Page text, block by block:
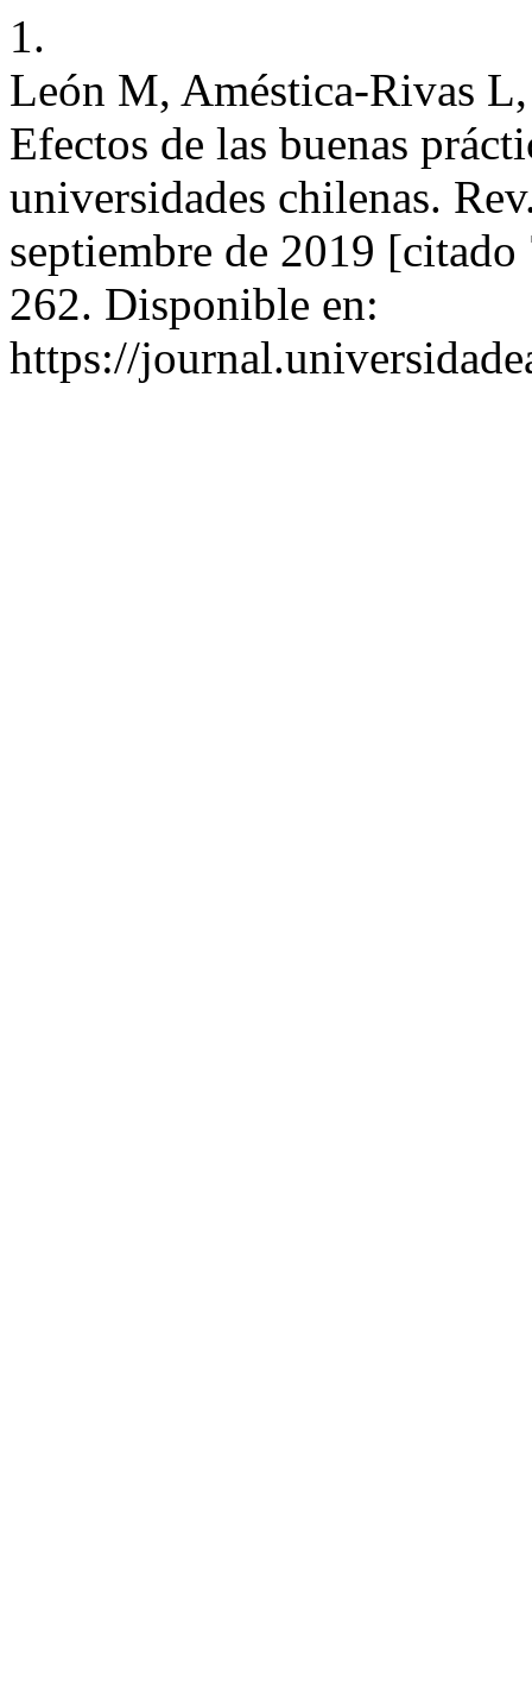
1.
León M, Améstica-Rivas
Efectos de las buenas
universidades chilenas.
septiembre de 2019
262. Disponible en:
https://